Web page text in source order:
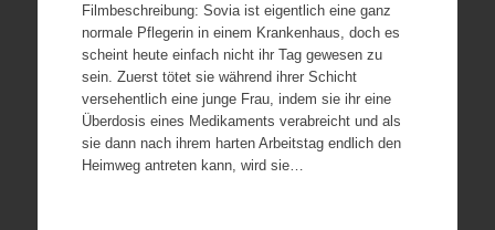
Filmbeschreibung: Sovia ist eigentlich eine ganz
normale Pflegerin in einem Krankenhaus, doch es
scheint heute einfach nicht ihr Tag gewesen zu
sein. Zuerst tötet sie während ihrer Schicht
versehentlich eine junge Frau, indem sie ihr eine
Überdosis eines Medikaments verabreicht und als
sie dann nach ihrem harten Arbeitstag endlich den
Heimweg antreten kann, wird sie…